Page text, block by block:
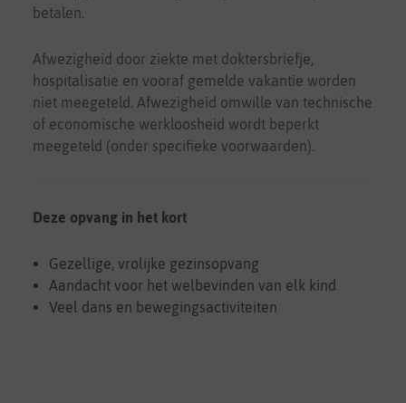
betalen.
Afwezigheid door ziekte met doktersbriefje,
hospitalisatie en vooraf gemelde vakantie worden
niet meegeteld. Afwezigheid omwille van technische
of economische werkloosheid wordt beperkt
meegeteld (onder specifieke voorwaarden).
Deze opvang in het kort
Gezellige, vrolijke gezinsopvang
Aandacht voor het welbevinden van elk kind
Veel dans en bewegingsactiviteiten